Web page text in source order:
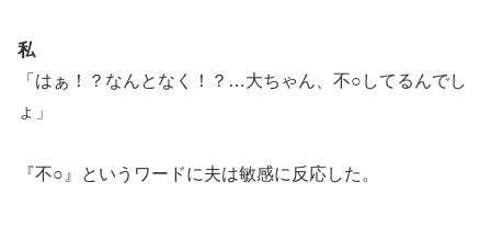
私
「はぁ！？なんとなく！？…大ちゃん、不○してるんでし
ょ」
『不○』というワードに夫は敏感に反応した。